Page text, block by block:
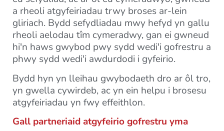
a rheoli atgyfeiriadau trwy broses ar-lein
gliriach. Bydd sefydliadau mwy hefyd yn gallu
rheoli aelodau tîm cymeradwy, gan ei gwneud
hi'n haws gwybod pwy sydd wedi'i gofrestru a
phwy sydd wedi'i awdurdodi i gyfeirio.
Bydd hyn yn lleihau gwybodaeth dro ar ôl tro,
yn gwella cywirdeb, ac yn ein helpu i brosesu
atgyfeiriadau yn fwy effeithlon.
Gall partneriaid atgyfeirio gofrestru yma